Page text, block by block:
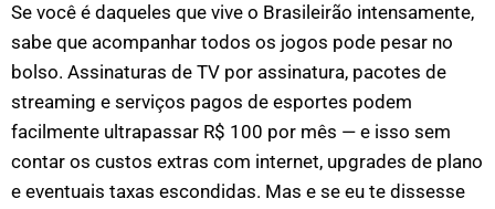
Se você é daqueles que vive o Brasileirão intensamente,
sabe que acompanhar todos os jogos pode pesar no
bolso. Assinaturas de TV por assinatura, pacotes de
streaming e serviços pagos de esportes podem
facilmente ultrapassar R$ 100 por mês — e isso sem
contar os custos extras com internet, upgrades de plano
e eventuais taxas escondidas. Mas e se eu te dissesse